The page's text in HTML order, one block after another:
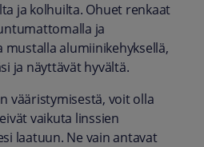
ja kolhuilta. Ohuet renkaat
ja
mustalla alumiinikehyksellä,
ja näyttävät hyvältä.
vääristymisestä, voit olla
vaikuta linssien
laatuun. Ne vain antavat